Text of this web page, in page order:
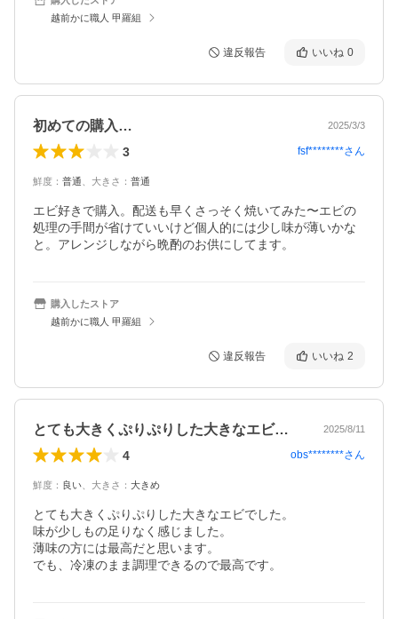
越前かに職人 甲羅組
違反報告 いいね 0
初めての購入… 2025/3/3
3 fsf********さん
鮮度 ： 普通 大きさ ： 普通
エビ好きで購入。配送も早くさっそく焼いてみた〜エビの
処理の手間が省けていいけど個人的には少し味が薄いかな
と。アレンジしながら晩酌のお供にしてます。
購入したストア
越前かに職人 甲羅組
違反報告 いいね 2
とても大きくぷりぷりした大きなエビでし… 2025/8/11
4 obs********さん
鮮度 ： 良い 大きさ ： 大きめ
とても大きくぷりぷりした大きなエビでした。
味が少しもの足りなく感じました。
薄味の方には最高だと思います。
でも、冷凍のまま調理できるので最高です。